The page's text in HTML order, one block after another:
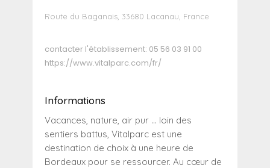
Route du Baganais, 33680 Lacanau, France
contacter l'établissement: 05 56 03 91 00
https://www.vitalparc.com/fr/
Informations
Vacances, nature, air pur … loin des
sentiers battus, Vitalparc est une
destination de choix à une heure de
Bordeaux pour se ressourcer. Au cœur de